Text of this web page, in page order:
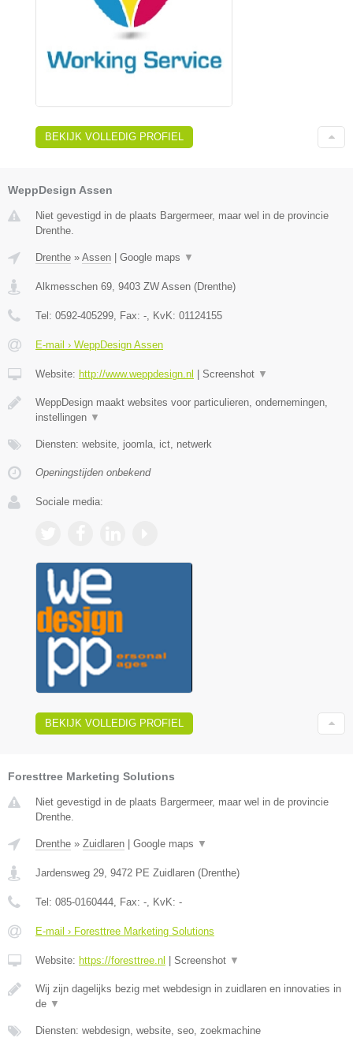
BEKIJK VOLLEDIG PROFIEL
WeppDesign Assen
Niet gevestigd in de plaats Bargermeer, maar wel in de provincie
Drenthe.
Drenthe » Assen Google maps ▼
Alkmesschen 69 9403 ZW Assen (Drenthe)
Tel: 0592-405299 , Fax: - , KvK: 01124155
E-mail › WeppDesign Assen
Website: http://www.weppdesign.nl Screenshot ▼
WeppDesign maakt websites voor particulieren, ondernemingen,
instellingen ▼
Diensten: website, joomla, ict, netwerk
Openingstijden onbekend
Sociale media:
BEKIJK VOLLEDIG PROFIEL
Foresttree Marketing Solutions
Niet gevestigd in de plaats Bargermeer, maar wel in de provincie
Drenthe.
Drenthe » Zuidlaren Google maps ▼
Jardensweg 29, 9472 PE Zuidlaren (Drenthe)
Tel: 085-0160444, Fax: -, KvK: -
E-mail › Foresttree Marketing Solutions
Website: https://foresttree.nl Screenshot ▼
Wij zijn dagelijks bezig met webdesign in zuidlaren en innovaties in
de ▼
Diensten: webdesign, website, seo, zoekmachine